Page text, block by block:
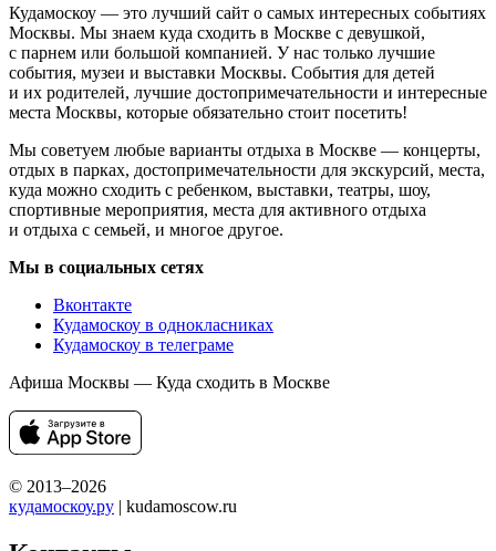
Кудамоскоу — это лучший сайт о самых интересных событиях
Москвы. Мы знаем куда сходить в Москве с девушкой,
с парнем или большой компанией. У нас только лучшие
события, музеи и выставки Москвы. События для детей
и их родителей, лучшие достопримечательности и интересные
места Москвы, которые обязательно стоит посетить!
Мы советуем любые варианты отдыха в Москве — концерты,
отдых в парках, достопримечательности для экскурсий, места,
куда можно сходить с ребенком, выставки, театры, шоу,
спортивные мероприятия, места для активного отдыха
и отдыха с семьей, и многое другое.
Мы в социальных сетях
Вконтакте
Кудамоскоу в однокласниках
Кудамоскоу в телеграме
Афиша Москвы — Куда сходить в Москве
© 2013–2026
кудамоскоу.ру | kudamoscow.ru